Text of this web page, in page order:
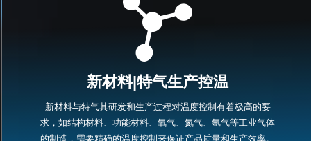
新材料|特气生产控温
新材料与特气其研发和生产过程对温度控制有着极高的要
求，如结构材料、功能材料、氧气、氮气、氩气等工业气体
的制造，需要精确的温度控制来保证产品质量和生产效率。